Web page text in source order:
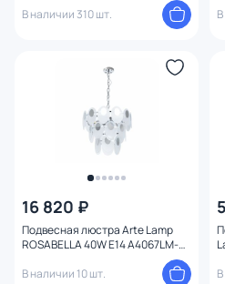
В наличии 310 шт.
16 820 ₽
Подвесная люстра Arte Lamp
ROSABELLA 40W E14 A4067LM-
В наличии 10 шт.